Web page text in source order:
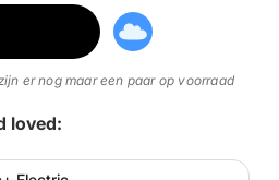
- White
er nog maar een paar op voorraad
loved: